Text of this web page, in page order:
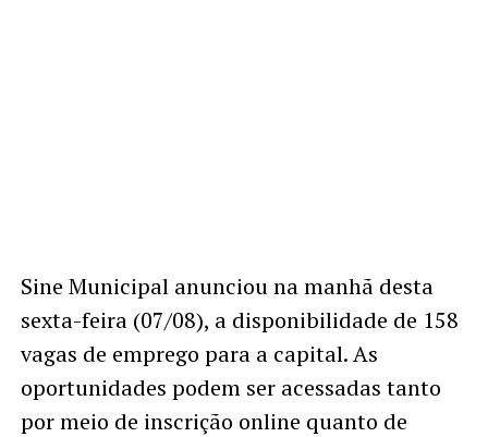
Sine Municipal anunciou na manhã desta
sexta-feira (07/08), a disponibilidade de 158
vagas de emprego para a capital. As
oportunidades podem ser acessadas tanto
por meio de inscrição online quanto de